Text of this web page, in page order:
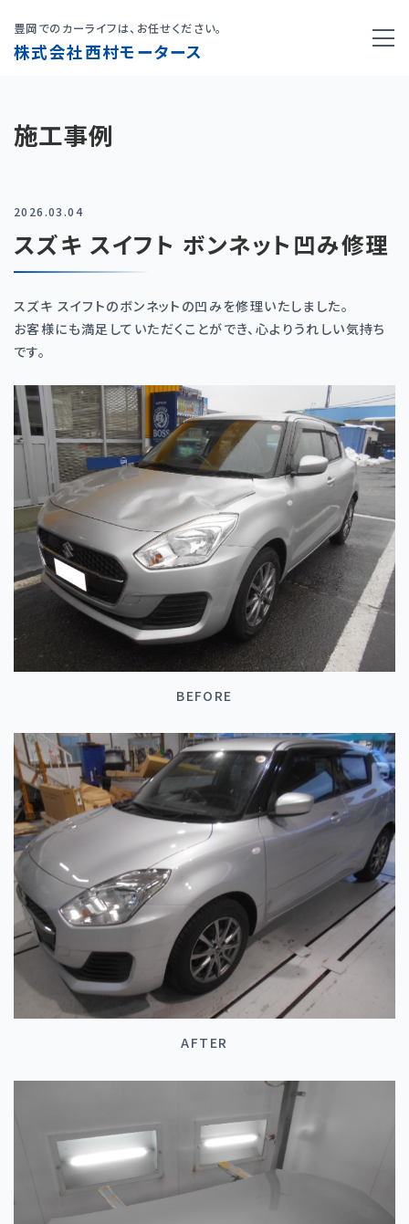
株式会社西村モータース
豊岡でのカーライフは、お任せください。
施工事例
2026.03.04
スズキ スイフト ボンネット凹み修理
スズキ スイフトのボンネットの凹みを修理いたしました。
お客様にも満足していただくことができ、心よりうれしい気持ち
です。
BEFORE
AFTER